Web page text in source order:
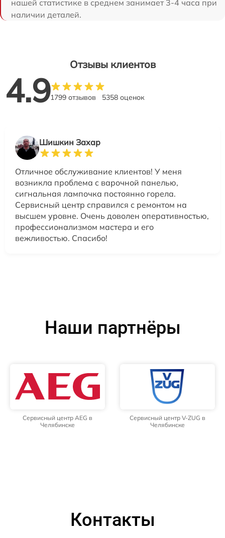
нашей статистике в среднем занимает 3-4 часа при
наличии деталей.
Отзывы клиентов
4.91799 отзывов 5358 оценок
Шишкин Захар
Отличное обслуживание клиентов! У меня
возникла проблема с варочной панелью,
сигнальная лампочка постоянно горела.
Сервисный центр справился с ремонтом на
высшем уровне. Очень доволен оперативностью,
профессионализмом мастера и его
вежливостью. Спасибо!
Наши партнёры
Сервисный центр AEG в
Челябинске
Сервисный центр V-ZUG в
Челябинске
Контакты